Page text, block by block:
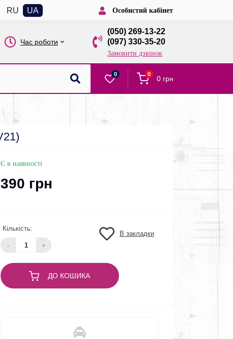
RU UA Особистий кабінет
Час роботи
(050) 269-13-22
(097) 330-35-20
Замовити дзвінок
0 0
0 грн
Є в наявності
390 грн
Кількість:
- +
В закладки
ДО КОШИКА